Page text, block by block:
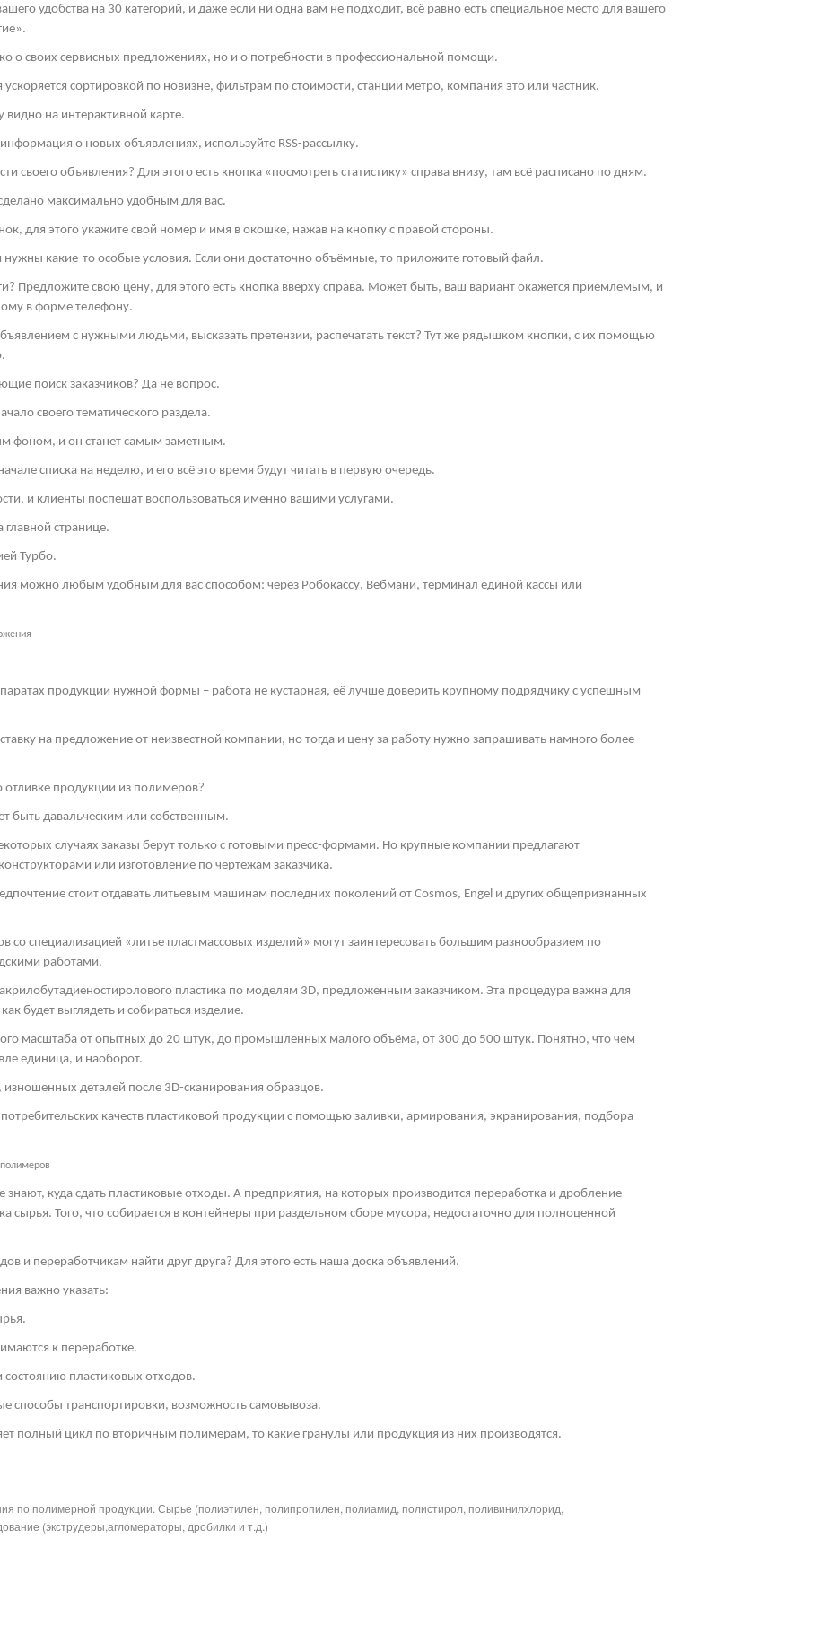
удобства на 30 категорий, и даже если ни одна вам не подходит, всё равно есть специальное место для вашего
о своих сервисных предложениях, но и о потребности в профессиональной помощи.
сортировкой по новизне, фильтрам по стоимости, станции метро, компания это или частник.
видно на интерактивной карте.
о новых объявлениях, используйте RSS-рассылку.
своего объявления? Для этого есть кнопка «посмотреть статистику» справа внизу, там всё расписано по дням.
максимально удобным для вас.
для этого укажите свой номер и имя в окошке, нажав на кнопку с правой стороны.
нужны какие-то особые условия. Если они достаточно объёмные, то приложите готовый файл.
Предложите свою цену, для этого есть кнопка вверху справа. Может быть, ваш вариант окажется приемлемым, и
в форме телефону.
с нужными людьми, высказать претензии, распечатать текст? Тут же рядышком кнопки, с их помощью
поиск заказчиков? Да не вопрос.
своего тематического раздела.
фоном, и он станет самым заметным.
списка на неделю, и его всё это время будут читать в первую очередь.
и клиенты поспешат воспользоваться именно вашими услугами.
странице.
Турбо.
можно любым удобным для вас способом: через Робокассу, Вебмани, терминал единой кассы или
продукции нужной формы – работа не кустарная, её лучше доверить крупному подрядчику с успешным
на предложение от неизвестной компании, но тогда и цену за работу нужно запрашивать намного более
продукции из полимеров?
быть давальческим или собственным.
случаях заказы берут только с готовыми пресс-формами. Но крупные компании предлагают
или изготовление по чертежам заказчика.
стоит отдавать литьевым машинам последних поколений от Cosmos, Engel и других общепризнанных
специализацией «литье пластмассовых изделий» могут заинтересовать большим разнообразием по
работами.
пластика по моделям 3D, предложенным заказчиком. Эта процедура важна для
будет выглядеть и собираться изделие.
масштаба от опытных до 20 штук, до промышленных малого объёма, от 300 до 500 штук. Понятно, что чем
единица, и наоборот.
деталей после 3D-сканирования образцов.
потребительских качеств пластиковой продукции с помощью заливки, армирования, экранирования, подбора
знают, куда сдать пластиковые отходы. А предприятия, на которых производится переработка и дробление
сырья. Того, что собирается в контейнеры при раздельном сборе мусора, недостаточно для полноценной
и переработчикам найти друг друга? Для этого есть наша доска объявлений.
важно указать:
к переработке.
состоянию пластиковых отходов.
способы транспортировки, возможность самовывоза.
полный цикл по вторичным полимерам, то какие гранулы или продукция из них производятся.
по полимерной продукции. Сырье (полиэтилен, полипропилен, полиамид, полистирол, поливинилхлорид,
(экструдеры,агломераторы, дробилки и т.д.)